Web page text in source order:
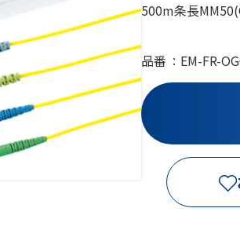
500m条長
品番 EM-FR-